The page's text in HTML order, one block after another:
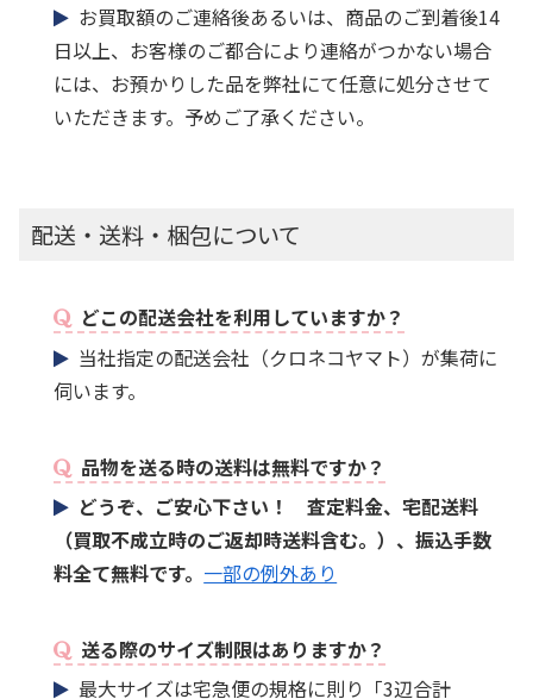
お買取額のご連絡後あるいは、商品のご到着後14
日以上、お客様のご都合により連絡がつかない場合
には、お預かりした品を弊社にて任意に処分させて
いただきます。予めご了承ください。
配送・送料・梱包について
どこの配送会社を利用していますか？
当社指定の配送会社（クロネコヤマト）が集荷に
伺います。
品物を送る時の送料は無料ですか？
どうぞ、ご安心下さい！ 査定料金、宅配送料
（買取不成立時のご返却時送料含む。）、振込手数
料全て無料です。 一部の例外あり
送る際のサイズ制限はありますか？
最大サイズは宅急便の規格に則り「3辺合計